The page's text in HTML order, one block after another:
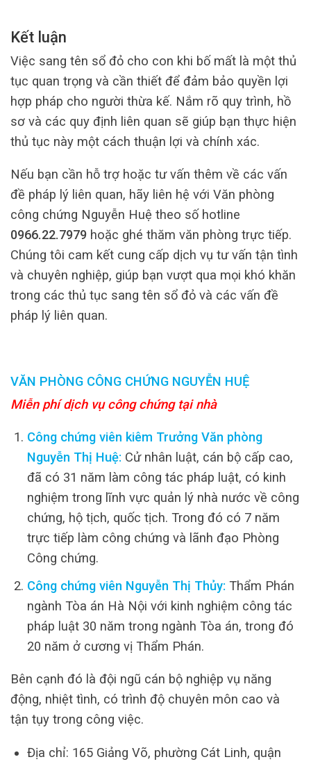
Kết luận
Việc sang tên sổ đỏ cho con khi bố mất là một thủ
tục quan trọng và cần thiết để đảm bảo quyền lợi
hợp pháp cho người thừa kế. Nắm rõ quy trình, hồ
sơ và các quy định liên quan sẽ giúp bạn thực hiện
thủ tục này một cách thuận lợi và chính xác.
Nếu bạn cần hỗ trợ hoặc tư vấn thêm về các vấn
đề pháp lý liên quan, hãy liên hệ với Văn phòng
công chứng Nguyễn Huệ theo số hotline
0966.22.7979 hoặc ghé thăm văn phòng trực tiếp.
Chúng tôi cam kết cung cấp dịch vụ tư vấn tận tình
và chuyên nghiệp, giúp bạn vượt qua mọi khó khăn
trong các thủ tục sang tên sổ đỏ và các vấn đề
pháp lý liên quan.
VĂN PHÒNG CÔNG CHỨNG NGUYỄN HUỆ
Miễn phí dịch vụ công chứng tại nhà
Công chứng viên kiêm Trưởng Văn phòng
Nguyễn Thị Huệ: Cử nhân luật, cán bộ cấp cao,
đã có 31 năm làm công tác pháp luật, có kinh
nghiệm trong lĩnh vực quản lý nhà nước về công
chứng, hộ tịch, quốc tịch. Trong đó có 7 năm
trực tiếp làm công chứng và lãnh đạo Phòng
Công chứng.
Công chứng viên Nguyễn Thị Thủy: Thẩm Phán
ngành Tòa án Hà Nội với kinh nghiệm công tác
pháp luật 30 năm trong ngành Tòa án, trong đó
20 năm ở cương vị Thẩm Phán.
Bên cạnh đó là đội ngũ cán bộ nghiệp vụ năng
động, nhiệt tình, có trình độ chuyên môn cao và
tận tụy trong công việc.
Địa chỉ: 165 Giảng Võ, phường Cát Linh, quận